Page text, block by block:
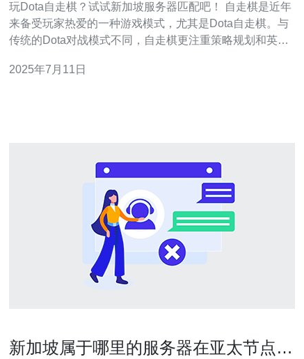
玩Dota自走棋？试试新加坡服务器匹配吧！ 自走棋是近年
来备受玩家热爱的一种游戏模式，尤其是Dota自走棋。与
传统的Dota对战模式不同，自走棋更注重策略规划和英雄
过程中，玩家们经常会遇到匹配延迟或者网络卡顿的问
2025年7月11日
新加坡属于哪里的服务器在亚太节点部